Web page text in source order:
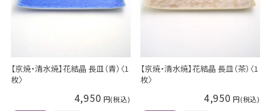
【京焼・清水焼】花結晶 長皿（青）〈1
枚〉
4,950
【京焼・清水焼】花結晶 長皿（茶）〈1
枚〉
4,950